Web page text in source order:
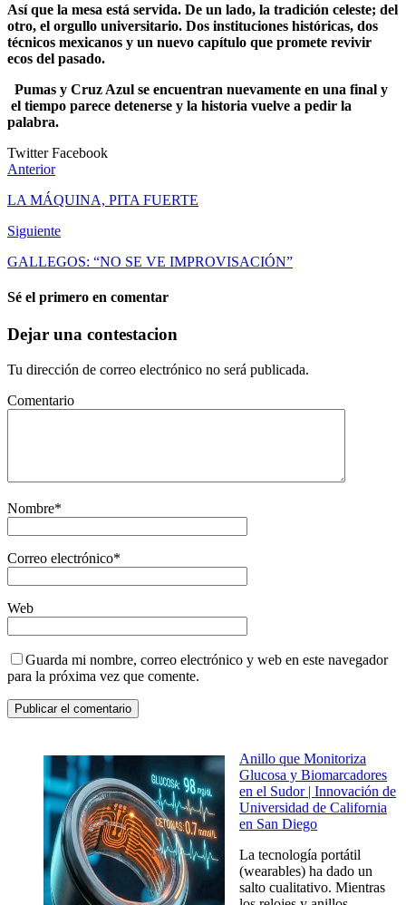
Así que la mesa está servida. De un lado, la tradición celeste; del
otro, el orgullo universitario. Dos instituciones históricas, dos
técnicos mexicanos y un nuevo capítulo que promete revivir
ecos del pasado.
Pumas y Cruz Azul se encuentran nuevamente en una final y
el tiempo parece detenerse y la historia vuelve a pedir la
palabra.
TwitterFacebook
Anterior
LA MÁQUINA, PITA FUERTE
Siguiente
GALLEGOS: “NO SE VE IMPROVISACIÓN”
Sé el primero en comentar
Dejar una contestacion
Tu dirección de correo electrónico no será publicada.
Comentario
Nombre*
Correo electrónico*
Web
Guarda mi nombre, correo electrónico y web en este navegador
para la próxima vez que comente.
Anillo que Monitoriza
Glucosa y Biomarcadores
en el Sudor | Innovación de
Universidad de California
en San Diego
La tecnología portátil
(wearables) ha dado un
salto cualitativo. Mientras